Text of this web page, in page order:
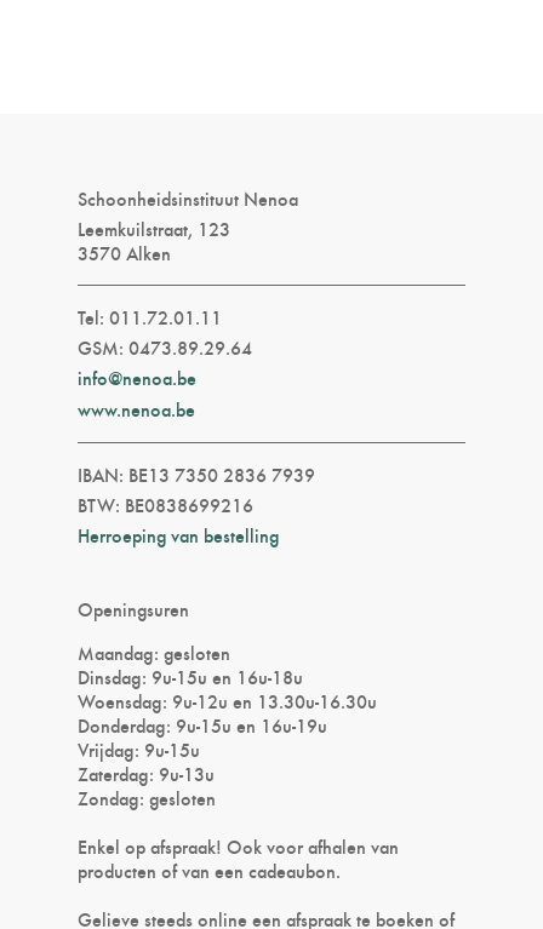
Schoonheidsinstituut Nenoa
Leemkuilstraat, 123
3570 Alken
Tel: 011.72.01.11
GSM: 0473.89.29.64
info@nenoa.be
www.nenoa.be
IBAN: BE13 7350 2836 7939
BTW: BE0838699216
Herroeping van bestelling
Openingsuren
Maandag: gesloten
Dinsdag: 9u-15u en 16u-18u
Woensdag: 9u-12u en 13.30u-16.30u
Donderdag: 9u-15u en 16u-19u
Vrijdag: 9u-15u
Zaterdag: 9u-13u
Zondag: gesloten
Enkel op afspraak! Ook voor afhalen van
producten of van een cadeaubon.
Gelieve steeds online een afspraak te boeken of